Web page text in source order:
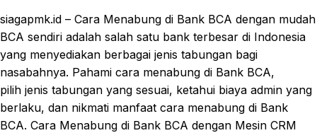
siagapmk.id – Cara Menabung di Bank BCA dengan mudah
BCA sendiri adalah salah satu bank terbesar di Indonesia
yang menyediakan berbagai jenis tabungan bagi
nasabahnya. Pahami cara menabung di Bank BCA,
pilih jenis tabungan yang sesuai, ketahui biaya admin yang
berlaku, dan nikmati manfaat cara menabung di Bank
BCA. Cara Menabung di Bank BCA dengan Mesin CRM